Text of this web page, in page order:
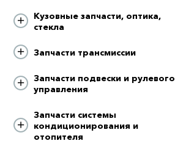
Кузовные запчасти, оптика,
стекла
Запчасти трансмиссии
Запчасти подвески и рулевого
управления
Запчасти системы
кондиционирования и
отопителя